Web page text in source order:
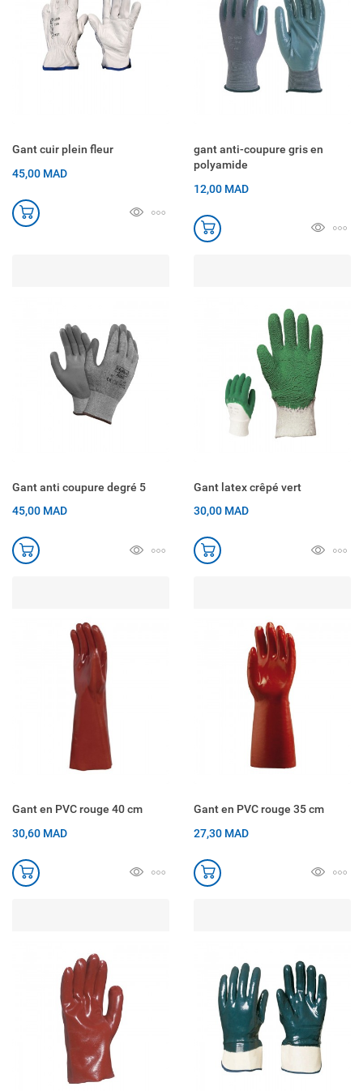
Gant cuir plein fleur
45,00 MAD
gant anti-coupure gris en
polyamide
12,00 MAD
Gant anti coupure degré 5
45,00 MAD
Gant latex crêpé vert
30,00 MAD
Gant en PVC rouge 40 cm
30,60 MAD
Gant en PVC rouge 35 cm
27,30 MAD